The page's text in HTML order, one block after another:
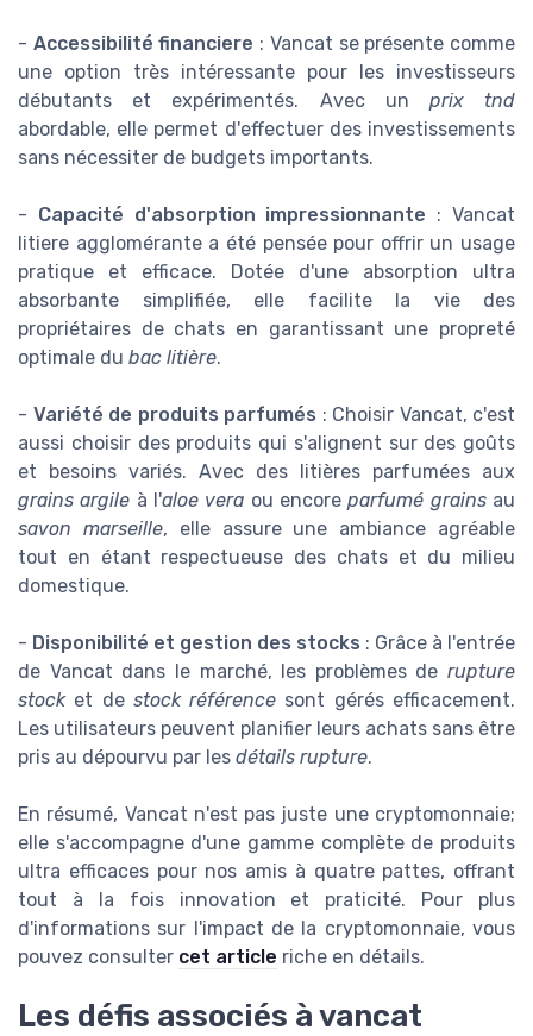
- Accessibilité financiere : Vancat se présente comme
une option très intéressante pour les investisseurs
débutants et expérimentés. Avec un prix tnd
abordable, elle permet d'effectuer des investissements
sans nécessiter de budgets importants.
- Capacité d'absorption impressionnante : Vancat
litiere agglomérante a été pensée pour offrir un usage
pratique et efficace. Dotée d'une absorption ultra
absorbante simplifiée, elle facilite la vie des
propriétaires de chats en garantissant une propreté
optimale du bac litière.
- Variété de produits parfumés : Choisir Vancat, c'est
aussi choisir des produits qui s'alignent sur des goûts
et besoins variés. Avec des litières parfumées aux
grains argile à l'aloe vera ou encoreparfumé grainsau
savon marseille, elle assure une ambiance agréable
tout en étant respectueuse des chats et du milieu
domestique.
- Disponibilité et gestion des stocks : Grâce à l'entrée
de Vancat dans le marché, les problèmes de rupture
stocket de stock référence sont gérés efficacement.
Les utilisateurs peuvent planifier leurs achats sans être
pris au dépourvu par les détails rupture.
En résumé, Vancat n'est pas juste une cryptomonnaie;
elle s'accompagne d'une gamme complète de produits
ultra efficaces pour nos amis à quatre pattes, offrant
tout à la fois innovation et praticité. Pour plus
d'informations sur l'impact de la cryptomonnaie, vous
pouvez consulter cet article riche en détails.
Les défis associés à vancat